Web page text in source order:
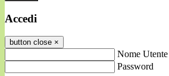
Accedi
button close ×
Nome Utente
Password